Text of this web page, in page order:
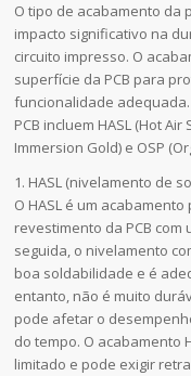
O tipo de acabamento da
impacto significativo na
circuito impresso. O
superfície da PCB para
funcionalidade
PCB incluem HASL (Hot
Immersion Gold) e OSP
1. HASL (nivelamento de
O HASL é um
revestimento da PCB
seguida, o nivelamento
boa soldabilidade e é
entanto, não é muito
pode afetar o
do tempo. O acabamento
limitado e pode exigir